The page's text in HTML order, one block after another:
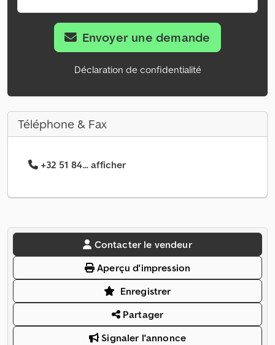
Envoyer une demande
Déclaration de confidentialité
Téléphone & Fax
+32 51 84... afficher
Contacter le vendeur
Aperçu d'impression
Enregistrer
Partager
Signaler l'annonce